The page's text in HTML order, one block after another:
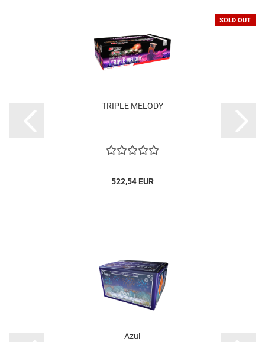
SOLD OUT
TRIPLE MELODY
522,54 EUR
Azul